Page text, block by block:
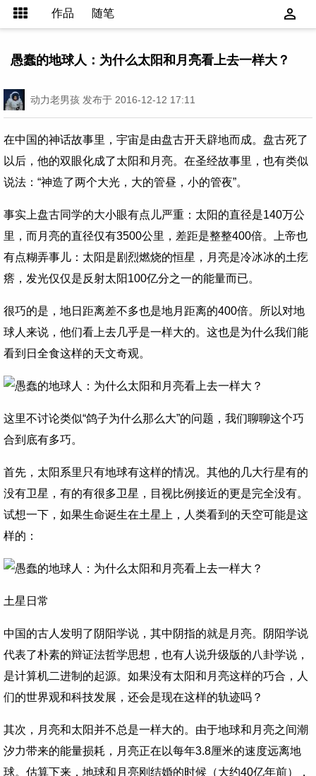
作品 随笔
愚蠢的地球人：为什么太阳和月亮看上去一样大？
动力老男孩 发布于 2016-12-12 17:11
在中国的神话故事里，宇宙是由盘古开天辟地而成。盘古死了
以后，他的双眼化成了太阳和月亮。在圣经故事里，也有类似
说法：“神造了两个大光，大的管昼，小的管夜”。
事实上盘古同学的大小眼有点儿严重：太阳的直径是140万公
里，而月亮的直径仅有3500公里，差距是整整400倍。上帝也
有点糊弄事儿：太阳是剧烈燃烧的恒星，月亮是冷冰冰的土疙
瘩，发光仅仅是反射太阳100亿分之一的能量而已。
很巧的是，地日距离差不多也是地月距离的400倍。所以对地
球人来说，他们看上去几乎是一样大的。这也是为什么我们能
看到日全食这样的天文奇观。
这里不讨论类似“鸽子为什么那么大”的问题，我们聊聊这个巧
合到底有多巧。
首先，太阳系里只有地球有这样的情况。其他的几大行星有的
没有卫星，有的有很多卫星，目视比例接近的更是完全没有。
试想一下，如果生命诞生在土星上，人类看到的天空可能是这
样的：
土星日常
中国的古人发明了阴阳学说，其中阴指的就是月亮。阴阳学说
代表了朴素的辩证法哲学思想，也有人说升级版的八卦学说，
是计算机二进制的起源。如果没有太阳和月亮这样的巧合，人
们的世界观和科技发展，还会是现在这样的轨迹吗？
其次，月亮和太阳并不总是一样大的。由于地球和月亮之间潮
汐力带来的能量损耗，月亮正在以每年3.8厘米的速度远离地
球。估算下来，地球和月亮刚结婚的时候（大约40亿年前），